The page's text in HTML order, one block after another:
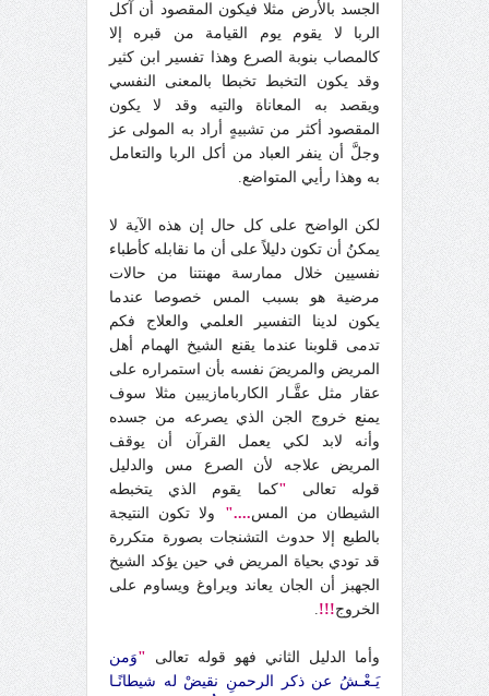
الجسد بالأرض مثلا فيكون المقصود أن آكل
الربا لا يقوم يوم القيامة من قبره إلا
كالمصاب بنوبة الصرع وهذا تفسير ابن كثير
وقد يكون التخبط تخبطا بالمعنى النفسي
ويقصد به المعاناة والتيه وقد لا يكون
المقصود أكثر من تشبيهٍ أراد به المولى عز
وجلَّ أن ينفر العباد من أكل الربا والتعامل
به وهذا رأيي المتواضع.
لكن الواضح على كل حال إن هذه الآية لا
يمكنُ أن تكون دليلاً على أن ما نقابله كأطباء
نفسيين خلال ممارسة مهنتنا من حالات
مرضية هو بسبب المس خصوصا عندما
يكون لدينا التفسير العلمي والعلاج فكم
تدمى قلوبنا عندما يقنع الشيخ الهمام أهل
المريض والمريضَ نفسه بأن استمراره على
عقار مثل عقَّـار الكاربامازيبين مثلا سوف
يمنع خروج الجن الذي يصرعه من جسده
وأنه لابد لكي يعمل القرآن أن يوقف
المريض علاجه لأن الصرع مس والدليل
قوله تعالى "كما يقوم الذي يتخبطه
الشيطان من المس...." ولا تكون النتيجة
بالطبع إلا حدوث التشنجات بصورة متكررة
قد تودي بحياة المريض في حين يؤكد الشيخ
الجهبز أن الجان يعاند ويراوغ ويساوم على
الخروج!!!
.
وأما الدليل الثاني فهو قوله تعالى "وَمن
يَـعْـشُ عن ذكر الرحمنِ نقيضْ له شيطانًـا